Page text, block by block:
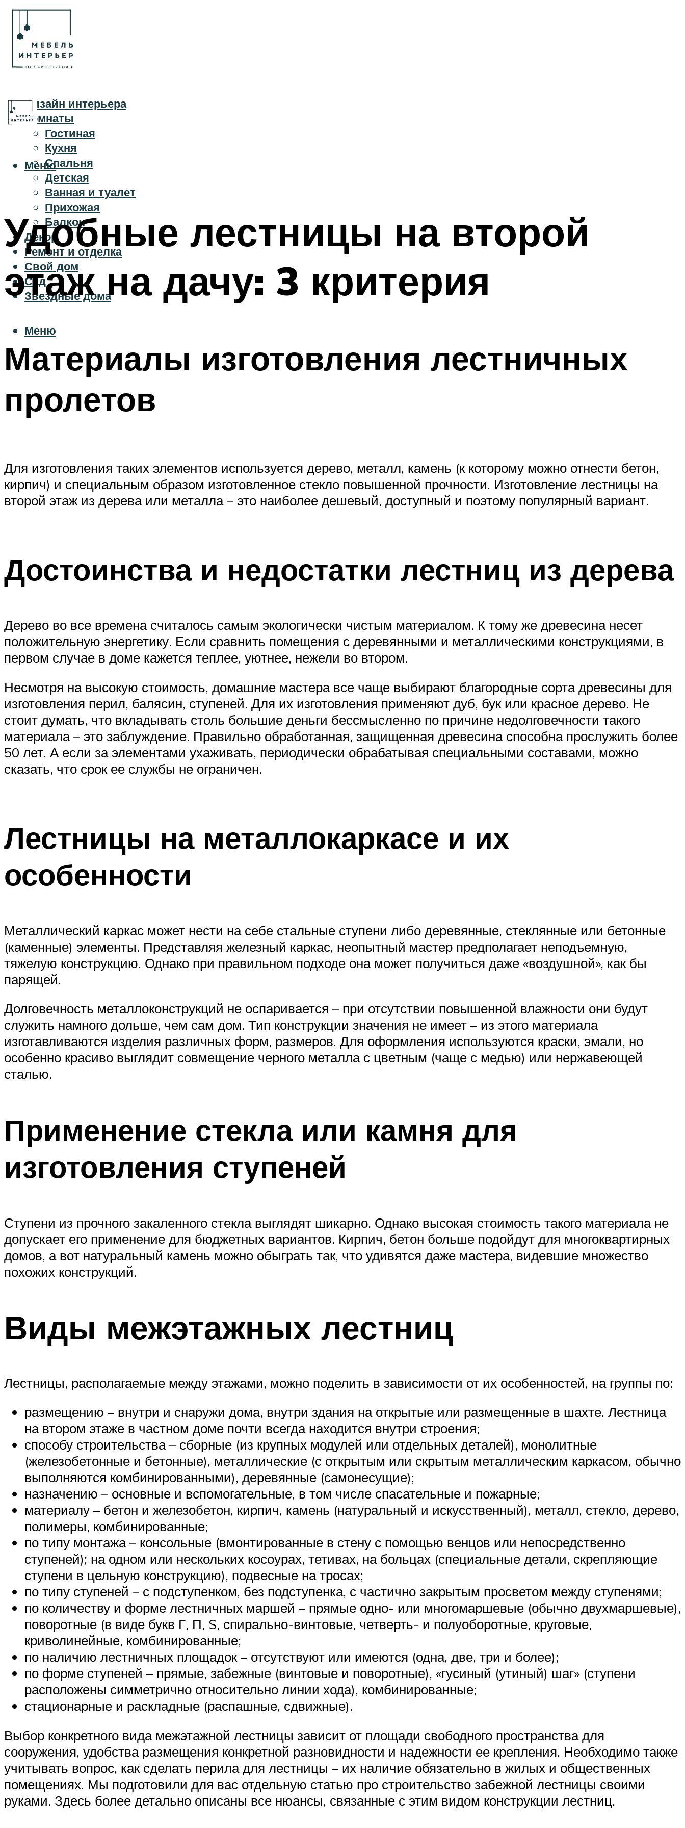
Дизайн интерьера
Комнаты
Гостиная
Кухня
Спальня
Детская
Ванная и туалет
Прихожая
Балкон
Декор
Ремонт и отделка
Свой дом
Сад
Звездные дома
Меню
Меню
Удобные лестницы на второй
этаж на дачу: 3 критерия
Материалы изготовления лестничных
пролетов
Для изготовления таких элементов используется дерево, металл, камень (к которому можно отнести бетон,
кирпич) и специальным образом изготовленное стекло повышенной прочности. Изготовление лестницы на
второй этаж из дерева или металла – это наиболее дешевый, доступный и поэтому популярный вариант.
Достоинства и недостатки лестниц из дерева
Дерево во все времена считалось самым экологически чистым материалом. К тому же древесина несет
положительную энергетику. Если сравнить помещения с деревянными и металлическими конструкциями, в
первом случае в доме кажется теплее, уютнее, нежели во втором.
Несмотря на высокую стоимость, домашние мастера все чаще выбирают благородные сорта древесины для
изготовления перил, балясин, ступеней. Для их изготовления применяют дуб, бук или красное дерево. Не
стоит думать, что вкладывать столь большие деньги бессмысленно по причине недолговечности такого
материала – это заблуждение. Правильно обработанная, защищенная древесина способна прослужить более
50 лет. А если за элементами ухаживать, периодически обрабатывая специальными составами, можно
сказать, что срок ее службы не ограничен.
Лестницы на металлокаркасе и их
особенности
Металлический каркас может нести на себе стальные ступени либо деревянные, стеклянные или бетонные
(каменные) элементы. Представляя железный каркас, неопытный мастер предполагает неподъемную,
тяжелую конструкцию. Однако при правильном подходе она может получиться даже «воздушной», как бы
парящей.
Долговечность металлоконструкций не оспаривается – при отсутствии повышенной влажности они будут
служить намного дольше, чем сам дом. Тип конструкции значения не имеет – из этого материала
изготавливаются изделия различных форм, размеров. Для оформления используются краски, эмали, но
особенно красиво выглядит совмещение черного металла с цветным (чаще с медью) или нержавеющей
сталью.
Применение стекла или камня для
изготовления ступеней
Ступени из прочного закаленного стекла выглядят шикарно. Однако высокая стоимость такого материала не
допускает его применение для бюджетных вариантов. Кирпич, бетон больше подойдут для многоквартирных
домов, а вот натуральный камень можно обыграть так, что удивятся даже мастера, видевшие множество
похожих конструкций.
Виды межэтажных лестниц
Лестницы, располагаемые между этажами, можно поделить в зависимости от их особенностей, на группы по:
размещению – внутри и снаружи дома, внутри здания на открытые или размещенные в шахте. Лестница
на втором этаже в частном доме почти всегда находится внутри строения;
способу строительства – сборные (из крупных модулей или отдельных деталей), монолитные
(железобетонные и бетонные), металлические (с открытым или скрытым металлическим каркасом, обычно
выполняются комбинированными), деревянные (самонесущие);
назначению – основные и вспомогательные, в том числе спасательные и пожарные;
материалу – бетон и железобетон, кирпич, камень (натуральный и искусственный), металл, стекло, дерево,
полимеры, комбинированные;
по типу монтажа – консольные (вмонтированные в стену с помощью венцов или непосредственно
ступеней); на одном или нескольких косоурах, тетивах, на больцах (специальные детали, скрепляющие
ступени в цельную конструкцию), подвесные на тросах;
по типу ступеней – с подступенком, без подступенка, с частично закрытым просветом между ступенями;
по количеству и форме лестничных маршей – прямые одно- или многомаршевые (обычно двухмаршевые),
поворотные (в виде букв Г, П, S, спирально-винтовые, четверть- и полуоборотные, круговые,
криволинейные, комбинированные;
по наличию лестничных площадок – отсутствуют или имеются (одна, две, три и более);
по форме ступеней – прямые, забежные (винтовые и поворотные), «гусиный (утиный) шаг» (ступени
расположены симметрично относительно линии хода), комбинированные;
стационарные и раскладные (распашные, сдвижные).
Выбор конкретного вида межэтажной лестницы зависит от площади свободного пространства для
сооружения, удобства размещения конкретной разновидности и надежности ее крепления. Необходимо также
учитывать вопрос, как сделать перила для лестницы – их наличие обязательно в жилых и общественных
помещениях. Мы подготовили для вас отдельную статью про строительство забежной лестницы своими
руками. Здесь более детально описаны все нюансы, связанные с этим видом конструкции лестниц.